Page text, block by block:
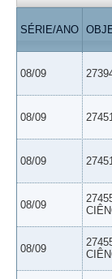
SÉRIE/ANO
08/09
08/09
08/09
08/09
08/09